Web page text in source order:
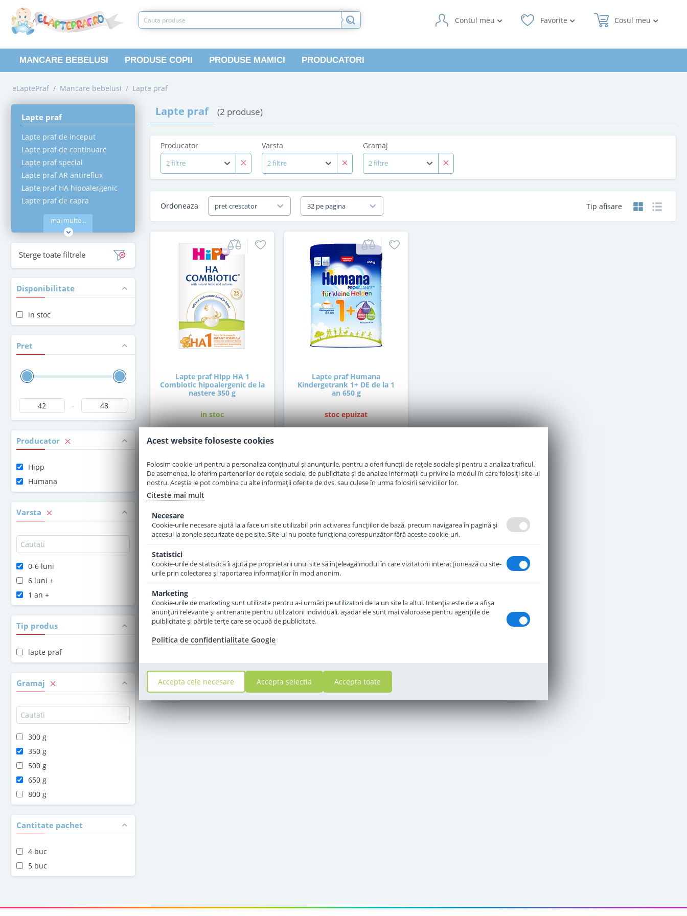
Cosul meu
Favorite
Contul meu
MANCARE BEBELUSI PRODUSE COPII PRODUSE MAMICI PRODUCATORI
eLaptePraf / Mancare bebelusi / Lapte praf
Lapte praf
Lapte praf de inceput
Lapte praf de continuare
Lapte praf special
Lapte praf AR antireflux
Lapte praf HA hipoalergenic
Lapte praf de capra
mai multe...
Sterge toate filtrele
Disponibilitate
in stoc
Pret
-
Producator
Hipp
Humana
Varsta
0-6 luni
6 luni +
1 an +
Tip produs
lapte praf
Gramaj
300 g
350 g
500 g
650 g
800 g
Cantitate pachet
4 buc
5 buc
Lapte praf (2 produse)
Producator
2 filtre
Varsta
2 filtre
Gramaj
2 filtre
Tip afisare
Ordoneaza pret crescator 32 pe pagina
Lapte praf Hipp HA 1
Combiotic hipoalergenic de la
nastere 350 g
in stoc
47,50
Adauga in cos
Lapte praf Humana
Kindergetrank 1+ DE de la 1
an 650 g
stoc epuizat
Momentan Indisponibil
Acest website foloseste cookies
Folosim cookie-uri pentru a personaliza conținutul și anunțurile, pentru a oferi funcții de rețele sociale și pentru a analiza traficul.
De asemenea, le oferim partenerilor de rețele sociale, de publicitate și de analize informații cu privire la modul în care folosiți site-ul
nostru. Aceștia le pot combina cu alte informații oferite de dvs. sau culese în urma folosirii serviciilor lor.
Citeste mai mult
Necesare
Cookie-urile necesare ajută la a face un site utilizabil prin activarea funcţiilor de bază, precum navigarea în pagină şi
accesul la zonele securizate de pe site. Site-ul nu poate funcţiona corespunzător fără aceste cookie-uri.
Statistici
Cookie-urile de statistică îi ajută pe proprietarii unui site să înţeleagă modul în care vizitatorii interacţionează cu site-
urile prin colectarea şi raportarea informaţiilor în mod anonim.
Marketing
Cookie-urile de marketing sunt utilizate pentru a-i urmări pe utilizatori de la un site la altul. Intenţia este de a afişa
anunţuri relevante şi antrenante pentru utilizatorii individuali, aşadar ele sunt mai valoroase pentru agenţiile de
puiblicitate şi părţile terţe care se ocupă de publicitate.
Politica de confidentialitate Google
Accepta cele necesare Accepta selectia Accepta toate